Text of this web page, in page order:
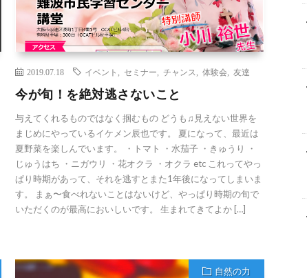
2019.07.18 イベント セミナー ,チャンス ,体験会 ,友達
今が旬！を絶対逃さないこと
与えてくれるものではなく掴むもの どうも♫見えない世界を
まじめにやっているイケメン辰也です。 夏になって、最近は
夏野菜を楽しんでいます。 ・トマト ・水茄子 ・きゅうり ・
じゅうはち ・ニガウリ ・花オクラ ・オクラ etc これってやっ
ぱり時期があって、それを逃すとまた1年後になってしまいま
す。 まぁ〜食べれないことはないけど、やっぱり時期の旬で
いただくのが最高においしいです。 生まれてきてよか […]
自然の力